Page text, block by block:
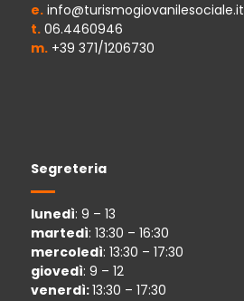
e.info@turismogiovanilesociale.it
t.06.4460946
m.+39 371/1206730
Segreteria
lunedì: 9 – 13
martedì: 13:30 – 16:30
mercoledì: 13:30 – 17:30
giovedì: 9 – 12
venerdì:13:30 – 17:30